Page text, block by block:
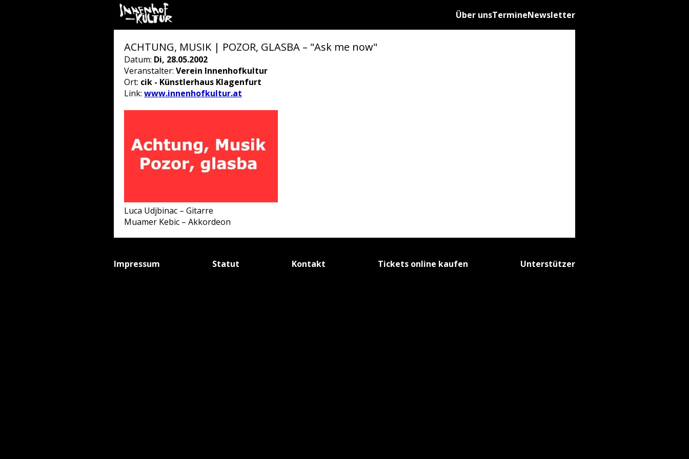
Über unsTermineNewsletter
ACHTUNG, MUSIK | POZOR, GLASBA – "Ask me now"
Datum: Di, 28.05.2002
Veranstalter: Verein Innenhofkultur
Ort: cik - Künstlerhaus Klagenfurt
Link: www.innenhofkultur.at
Luca Udjbinac – Gitarre
Muamer Kebic – Akkordeon
Impressum Statut Kontakt Tickets online kaufen Unterstützer